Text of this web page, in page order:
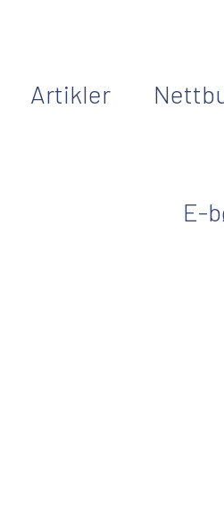
Artikler
E-